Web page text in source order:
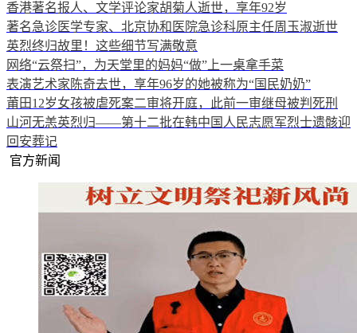
香港著名报人、文学评论家胡菊人逝世，享年92岁
著名急诊医学专家、北京协和医院急诊科原主任周玉淑逝世
英烈终归故里！这些细节写满敬意
网络“云祭扫”，为天堂里的妈妈“做”上一桌拿手菜
表演艺术家陈奇去世，享年96岁的她被称为“国民奶奶”
莆田12岁女孩被虐死案二审将开庭，此前一审继母被判死刑
山河无恙英烈归——第十二批在韩中国人民志愿军烈士遗骸迎
回安葬记
官方新闻